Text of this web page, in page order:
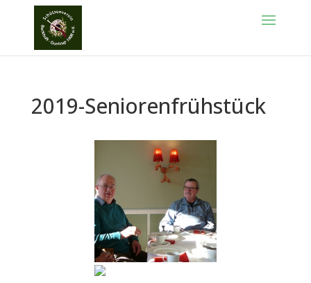
2019-Seniorenfrühstück